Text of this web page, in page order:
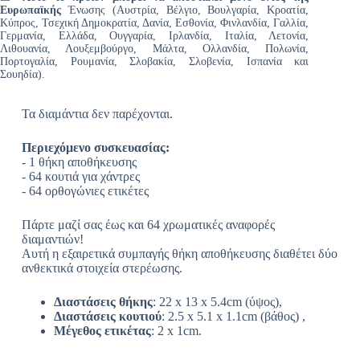
Ευρωπαϊκής Ένωσης (Αυστρία, Βέλγιο, Βουλγαρία, Κροατία,
Κύπρος, Τσεχική Δημοκρατία, Δανία, Εσθονία, Φινλανδία, Γαλλία,
Γερμανία, Ελλάδα, Ουγγαρία, Ιρλανδία, Ιταλία, Λετονία,
Λιθουανία, Λουξεμβούργο, Μάλτα, Ολλανδία, Πολωνία,
Πορτογαλία, Ρουμανία, Σλοβακία, Σλοβενία, Ισπανία και
Σουηδία).
Τα διαμάντια δεν παρέχονται.
Περιεχόμενο συσκευασίας:
- 1 θήκη αποθήκευσης
- 64 κουτιά για χάντρες
- 64 ορθογώνιες ετικέτες
Πάρτε μαζί σας έως και 64 χρωματικές αναφορές
διαμαντιών!
Αυτή η εξαιρετικά συμπαγής θήκη αποθήκευσης διαθέτει δύο
ανθεκτικά στοιχεία στερέωσης.
Διαστάσεις θήκης: 22 x 13 x 5.4cm (ύψος),
Διαστάσεις κουτιού: 2.5 x 5.1 x 1.1cm (βάθος) ,
Μέγεθος ετικέτας: 2 x 1cm.